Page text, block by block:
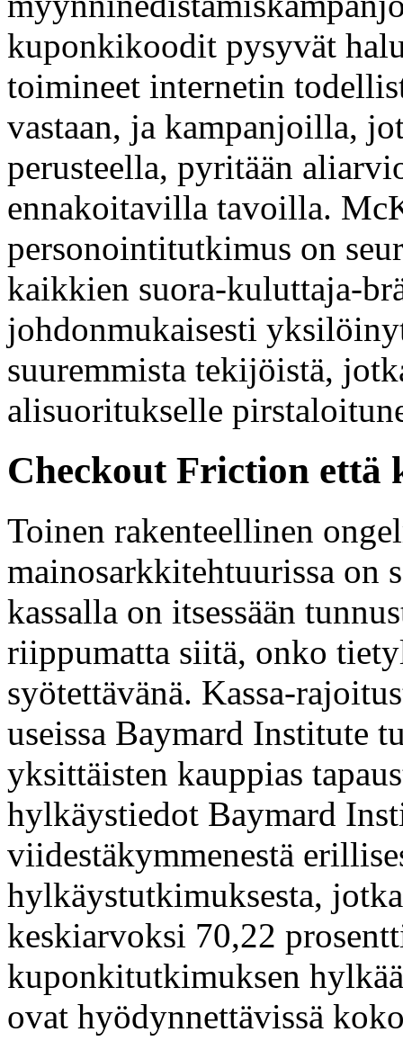
kuponkikoodit pysyvät
toimineet internetin
vastaan, ja kampanjoilla,
perusteella, pyritään
ennakoitavilla tavoilla.
personointitutkimus on
kaikkien suora-kuluttaja-
johdonmukaisesti
suuremmista tekijöistä,
alisuoritukselle
Checkout Friction että
Toinen rakenteellinen
mainosarkkitehtuurissa on
kassalla on itsessään
riippumatta siitä, onko
syötettävänä. Kassa-
useissa Baymard Institute
yksittäisten kauppias
hylkäystiedot Baymard
viidestäkymmenestä
hylkäystutkimuksesta,
keskiarvoksi 70,22
kuponkitutkimuksen
ovat hyödynnettävissä